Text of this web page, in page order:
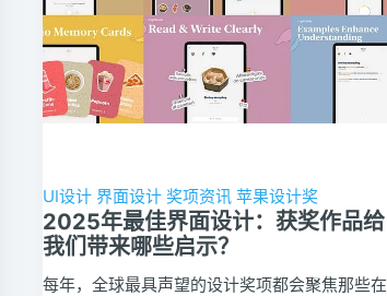
UI设计 界面设计 奖项资讯 苹果设计奖
2025年最佳界面设计：获奖作品给
我们带来哪些启示？
每年，全球最具声望的设计奖项都会聚焦那些在